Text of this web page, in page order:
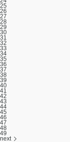
25
26
27
28
29
30
31
32
33
34
35
36
37
38
39
40
41
42
43
44
45
46
47
48
49
next